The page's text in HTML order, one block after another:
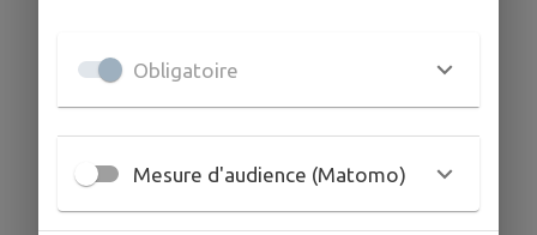
Obligatoire
Mesure d'audience (Matomo)